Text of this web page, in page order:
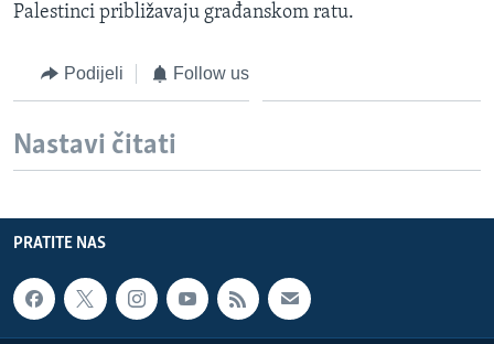
Palestinci približavaju građanskom ratu.
Podijeli Follow us
Nastavi čitati
PRATITE NAS